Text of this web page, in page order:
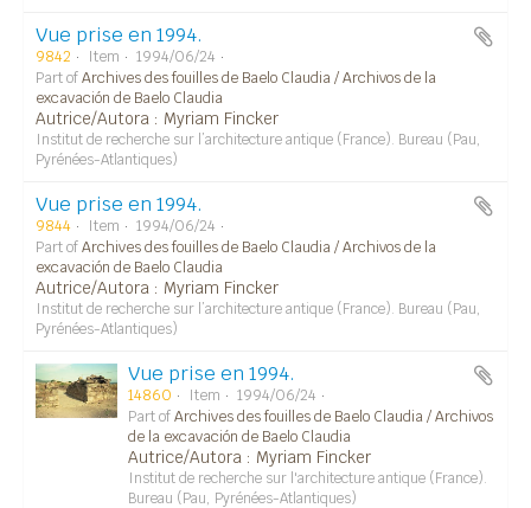
Vue prise en 1994.
9842 Item
1994/06/24
Part ofArchives des fouilles de Baelo Claudia / Archivos de la
excavación de Baelo Claudia
Autrice/Autora : Myriam Fincker
Institut de recherche sur l’architecture antique (France). Bureau (Pau,
Pyrénées-Atlantiques)
Vue prise en 1994.
9844 Item
1994/06/24
Part ofArchives des fouilles de Baelo Claudia / Archivos de la
excavación de Baelo Claudia
Autrice/Autora : Myriam Fincker
Institut de recherche sur l’architecture antique (France). Bureau (Pau,
Pyrénées-Atlantiques)
Vue prise en 1994.
14860 Item
1994/06/24
Part ofArchives des fouilles de Baelo Claudia / Archivos
de la excavación de Baelo Claudia
Autrice/Autora : Myriam Fincker
Institut de recherche sur l'architecture antique (France).
Bureau (Pau, Pyrénées-Atlantiques)